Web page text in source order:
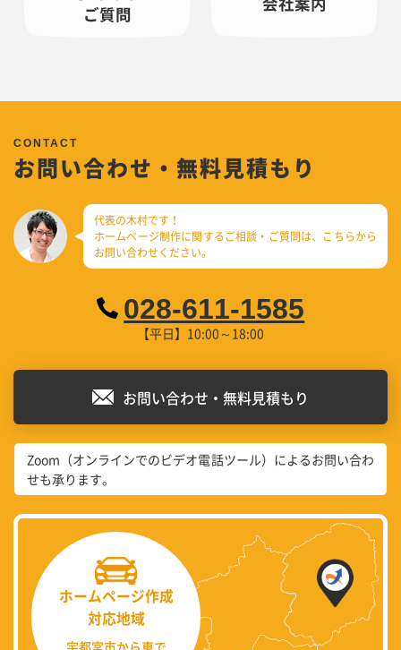
ご質問
お問い合わせ・無料見積もり
代表の木村です！
ホームページ制作に関するご相談・ご質問は、 こちらから
お問い合わせください。
028-611-1585
【平日】10:00～18:00
お問い合わせ・無料見積もり
Zoom（オンラインでのビデオ電話ツール）によるお問い合わ
せも承ります。
ホームページ作成
対応地域